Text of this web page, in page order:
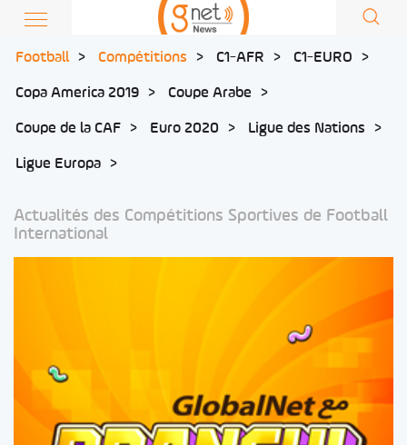
Football Compétitions C1-AFR C1-EURO
Copa America 2019 Coupe Arabe
Coupe de la CAF Euro 2020 Ligue des Nations
Ligue Europa
Actualités des Compétitions Sportives de Football
International